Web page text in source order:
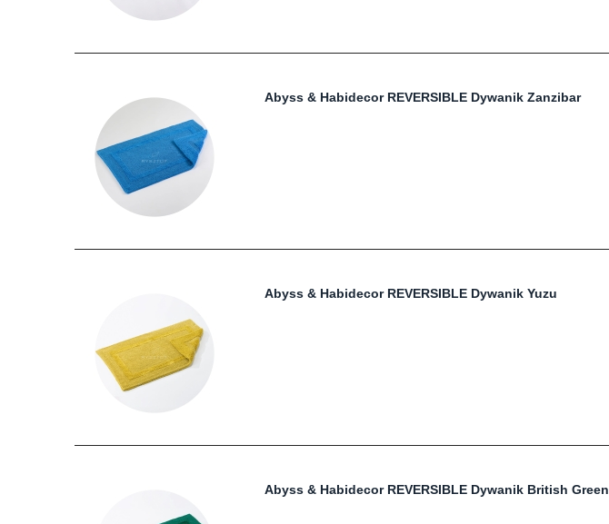
Abyss & Habidecor REVERSIBLE Dywanik Zanzibar
Abyss & Habidecor REVERSIBLE Dywanik Yuzu
Abyss & Habidecor REVERSIBLE Dywanik British Green